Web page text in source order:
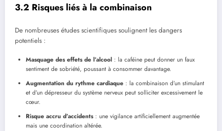
3.2 Risques liés à la combinaison
De nombreuses études scientifiques soulignent les dangers
potentiels :
Masquage des effets de l’alcool : la caféine peut donner un faux
sentiment de sobriété, poussant à consommer davantage.
Augmentation du rythme cardiaque : la combinaison d’un stimulant
et d’un dépresseur du système nerveux peut solliciter excessivement le
cœur.
Risque accru d’accidents: une vigilance artificiellement augmentée
mais une coordination altérée.